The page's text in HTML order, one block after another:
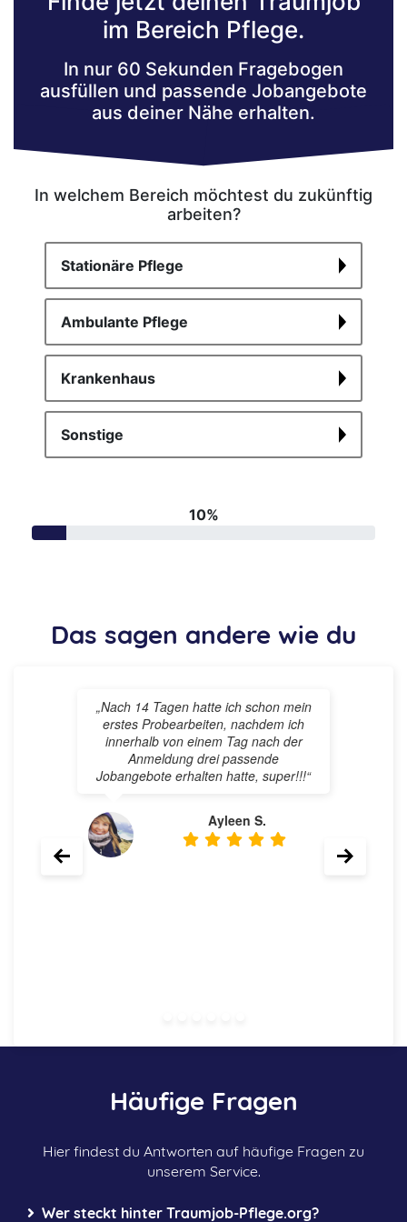
Das sagen andere wie du
„Ich hab von Traumjob Pflege das
erste Mal bei Instagram gehört. Ich
habe meine Infos angegeben und
hatte innerhalb von wenigen Tagen
passende Angebote. Ich hab mich
bei einer niedrigeren Stundenanzahl
pro Woche. Außerdem ist die
allgemeine Atmosphäre super und wir
Häufige Fragen
Hier findest du Antworten auf häufige Fragen zu
unserem Service.
Wer steckt hinter Traumjob-Pflege.org?